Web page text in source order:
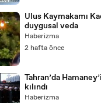
Ulus Kaymakamı
duygusal veda
Haberizma
2 hafta önce
Tahran’da
kılındı
Haberizma